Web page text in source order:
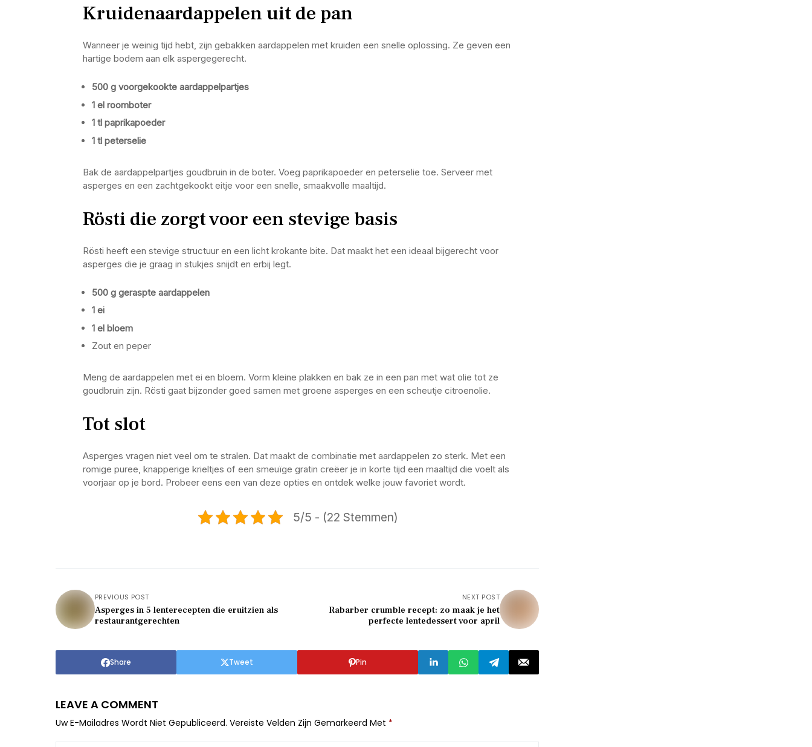
Kruidenaardappelen uit de pan
Wanneer je weinig tijd hebt, zijn gebakken aardappelen met kruiden een snelle oplossing. Ze geven een
hartige bodem aan elk aspergegerecht.
500 g voorgekookte aardappelpartjes
1 el roomboter
1 tl paprikapoeder
1 tl peterselie
Bak de aardappelpartjes goudbruin in de boter. Voeg paprikapoeder en peterselie toe. Serveer met
asperges en een zachtgekookt eitje voor een snelle, smaakvolle maaltijd.
Rösti die zorgt voor een stevige basis
Rösti heeft een stevige structuur en een licht krokante bite. Dat maakt het een ideaal bijgerecht voor
asperges die je graag in stukjes snijdt en erbij legt.
500 g geraspte aardappelen
1 ei
1 el bloem
Zout en peper
Meng de aardappelen met ei en bloem. Vorm kleine plakken en bak ze in een pan met wat olie tot ze
goudbruin zijn. Rösti gaat bijzonder goed samen met groene asperges en een scheutje citroenolie.
Tot slot
Asperges vragen niet veel om te stralen. Dat maakt de combinatie met aardappelen zo sterk. Met een
romige puree, knapperige krieltjes of een smeuïge gratin creëer je in korte tijd een maaltijd die voelt als
voorjaar op je bord. Probeer eens een van deze opties en ontdek welke jouw favoriet wordt.
5/5 - (22 Stemmen)
PREVIOUS POST
Asperges in 5 lenterecepten die eruitzien als
restaurantgerechten
NEXT POST
Rabarber crumble recept: zo maak je het
perfecte lentedessert voor april
Share Tweet Pin
LEAVE A COMMENT
Uw E-Mailadres Wordt Niet Gepubliceerd. Vereiste Velden Zijn Gemarkeerd Met *